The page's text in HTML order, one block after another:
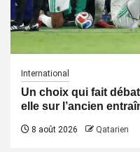
International
Un choix qui fait
elle sur l’ancien
8 août 2026 Qatarien